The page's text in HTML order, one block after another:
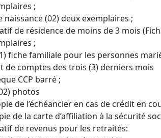
;
naissance (02) deux exemplaires ;
de résidence de moins de 3 mois
;
fiche familiale pour les personnes
de comptes des trois (3) derniers mois
CCP barré ;
photos
de l’échéancier en cas de crédit en
de la carte d’affiliation à la sécurité
de revenus pour les retraités: